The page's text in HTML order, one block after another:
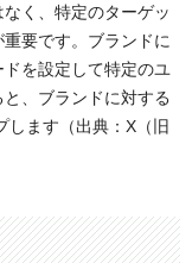
く、特定のターゲッ
要です。ブランドに
を設定して特定のユ
、ブランドに対する
します（出典：X（旧